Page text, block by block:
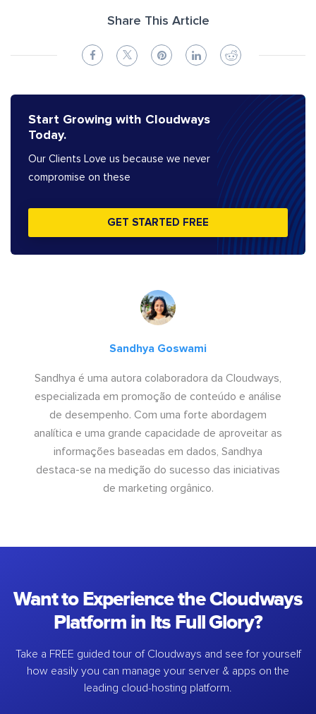
Share This Article
Start Growing with Cloudways
Today.
Our Clients Love us because we never
compromise on these
GET STARTED FREE
Sandhya Goswami
Sandhya é uma autora colaboradora da Cloudways,
especializada em promoção de conteúdo e análise
de desempenho. Com uma forte abordagem
analítica e uma grande capacidade de aproveitar as
informações baseadas em dados, Sandhya
destaca-se na medição do sucesso das iniciativas
de marketing orgânico.
Want to Experience the Cloudways
Platform in Its Full Glory?
Take a FREE guided tour of Cloudways and see for yourself
how easily you can manage your server & apps on the
leading cloud-hosting platform.